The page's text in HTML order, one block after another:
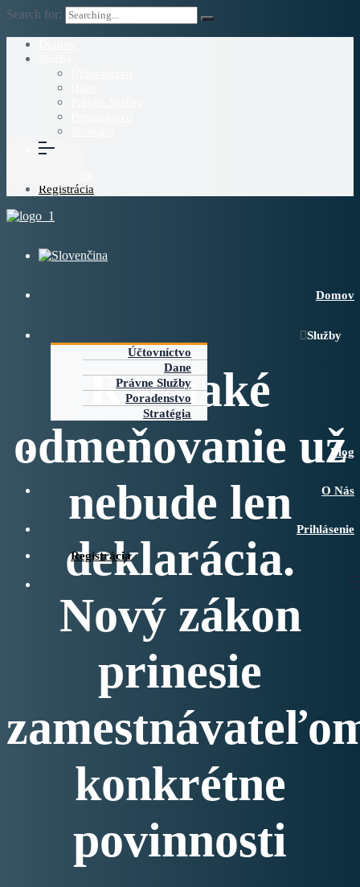
Search for:
Blog
Registrácia
Domov
Služby
Účtovníctvo
Dane
Právne Služby
Poradenstvo
Stratégia
Blog
O Nás
Prihlásenie
Registrácia
Rovnaké
odmeňovanie už
nebude len
deklarácia.
Nový zákon
prinesie
konkrétne
povinnosti